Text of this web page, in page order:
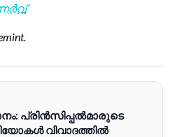
പ്രിൻസിപ്പൽമാരുടെ
വിവാദത്തിൽ